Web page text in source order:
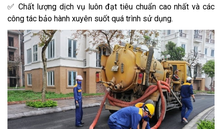
✅ Chất lượng dịch vụ luôn đạt tiêu chuẩn cao nhất và các
công tác bảo hành xuyên suốt quá trình sử dụng.